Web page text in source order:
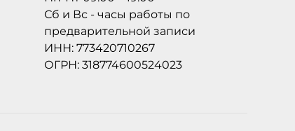
Сб и Вс - часы работы по
предварительной записи
ИНН: 773420710267
ОГРН: 318774600524023